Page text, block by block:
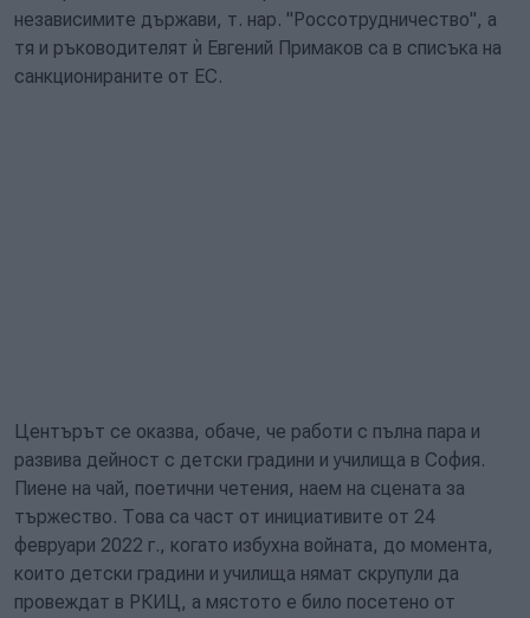
независимите държави, т. нар. "Россотрудничество", а
тя и ръководителят ѝ Евгений Примаков са в списъка на
санкционираните от ЕС.
Центърът се оказва, обаче, че работи с пълна пара и
развива дейност с детски градини и училища в София.
Пиене на чай, поетични четения, наем на сцената за
тържество. Това са част от инициативите от 24
февруари 2022 г., когато избухна войната, до момента,
които детски градини и училища нямат скрупули да
провеждат в РКИЦ, а мястото е било посетено от